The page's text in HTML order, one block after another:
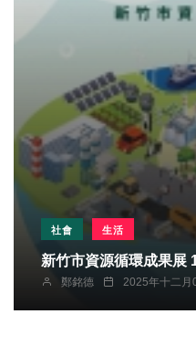
社會 生活
鄭銘德 2025年十二月